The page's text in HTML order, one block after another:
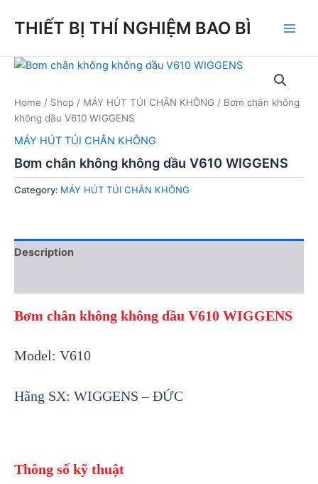
THIẾT BỊ THÍ NGHIỆM BAO BÌ
Home / Shop / MÁY HÚT TÚI CHÂN KHÔNG / Bơm chân không
không dầu V610 WIGGENS
MÁY HÚT TÚI CHÂN KHÔNG
Bơm chân không không dầu V610 WIGGENS
Category: MÁY HÚT TÚI CHÂN KHÔNG
Description
Bơm chân không không dầu V610 WIGGENS
Model: V610
Hãng SX: WIGGENS – ĐỨC
Thông số kỹ thuật